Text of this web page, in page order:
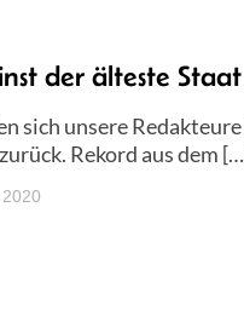
der älteste
sich unsere
Rekord aus dem